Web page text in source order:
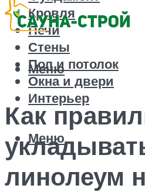
Кровля
Печи
Стены
Пол и потолок
Окна и двери
Интерьер
Меню
Меню
Как
линолеум